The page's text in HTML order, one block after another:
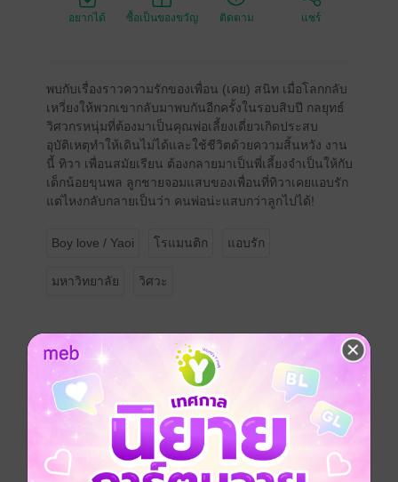
อยากได้ ซื้อเป็นของขวัญ ติดตาม แชร์
พบกับเรื่องราวความรักของเพื่อน (เคย) สนิท เมื่อโลกกลับ
เหวี่ยงให้พวกเขากลับมาพบกันอีกครั้งในรอบสิบปี กลยุทธ์
วิศวกรหนุ่มที่ต้องมาเป็นคุณพ่อเลี้ยงเดี่ยวเกิดประสบ
อุบัติเหตุทำให้เดินไม่ได้และใช้ชีวิตด้วยความสิ้นหวัง งาน
นี้ ทิวา เพื่อนสมัยเรียน ต้องกลายมาเป็นพี่เลี้ยงจำเป็นให้กับ
เด็กน้อยขุนพล ลูกชายจอมแสบของเพื่อนที่ทิวาเคยแอบรัก
แต่ไหงกลับกลายเป็นว่า คนพ่อน่ะแสบกว่าลูกไปได้!
Boy love / Yaoi โรแมนติก แอบรัก
มหาวิทยาลัย วิศวะ
นักวาด Nekoayumi1
ประเภทไฟล์ pdf, epub(สารบัญ)
วันที่วางขาย 13 มกราคม 2567
ความยาว 302 หน้า (≈ 77,102 คำ)
ราคาปก 199 บาท (ประหยัด 19%)